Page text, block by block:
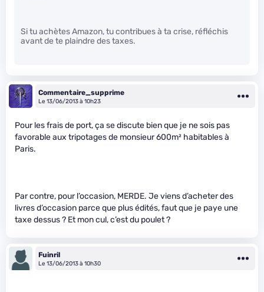
Si tu achètes Amazon, tu contribues à ta crise, réfléchis
avant de te plaindre des taxes.
Commentaire_supprime
Le 13/06/2013 à 10h23
Pour les frais de port, ça se discute bien que je ne sois pas
favorable aux tripotages de monsieur 600m² habitables à
Paris.
Par contre, pour l’occasion, MERDE. Je viens d’acheter des
livres d’occasion parce que plus édités, faut que je paye une
taxe dessus ? Et mon cul, c’est du poulet ?
Fuinril
Le 13/06/2013 à 10h30